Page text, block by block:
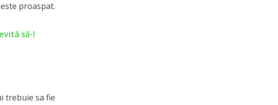
proaspat.
să-l
trebuie sa fie